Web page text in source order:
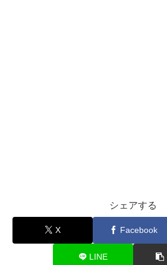
シェアする
X Facebook
LINE